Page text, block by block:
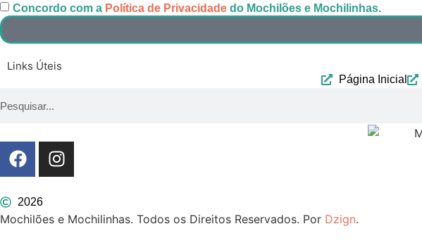
Concordo com a Política de Privacidade do Mochilões e Mochilinhas.
Links Úteis
Página Inicial
2026
Mochilões e Mochilinhas. Todos os Direitos Reservados. Por Dzign.